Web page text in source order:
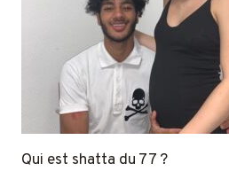
Qui est shatta du 77 ?